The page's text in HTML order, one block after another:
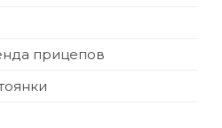
прицепов